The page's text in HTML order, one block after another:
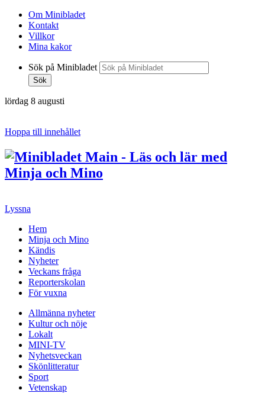
Om Minibladet
Kontakt
Villkor
Mina kakor
Sök på Minibladet
Sök
lördag 8 augusti
Hoppa till innehållet
Lyssna
Hem
Minja och Mino
Kändis
Nyheter
Veckans fråga
Reporterskolan
För vuxna
Allmänna nyheter
Kultur och nöje
Lokalt
MINI-TV
Nyhetsveckan
Skönlitteratur
Sport
Vetenskap